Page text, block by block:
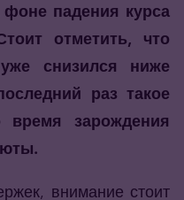
падения курса
отметить, что
снизился ниже
раз такое
зарождения
внимание стоит